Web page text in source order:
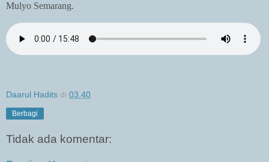
Mulyo Semarang.
Daarul Hadits di 03.40
Berbagi
Tidak ada komentar: